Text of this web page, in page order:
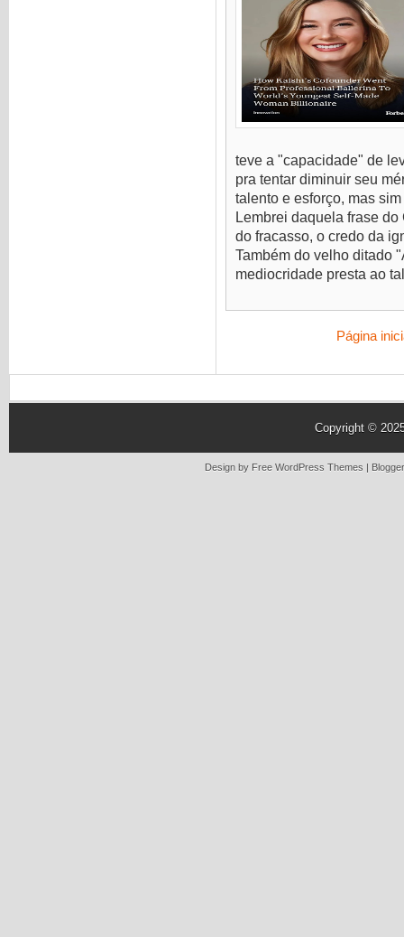
teve a "capacidade" de
pra tentar diminuir seu
talento e esforço, mas
Lembrei daquela frase
do fracasso, o credo da
Também do velho ditado
mediocridade presta ao
Página
Copyright ©
Design by Free WordPress Themes |